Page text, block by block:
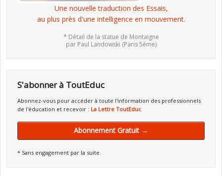
Une nouvelle traduction des Essais,
au plus près d'une intelligence en mouvement.
* Détail de la statue de Montaigne
par Paul Landowski (Paris 5ème)
S'abonner à ToutEduc
Abonnez-vous pour accéder à toute l'information des professionnels
de l'éducation et recevoir : La Lettre ToutEduc
Abonnement Gratuit →
* Sans engagement par la suite.